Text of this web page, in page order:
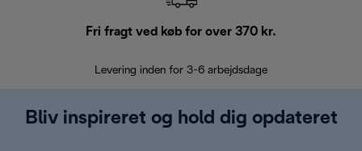
Fri fragt ved køb for over 370 kr.
Levering inden for 3-6 arbejdsdage
Bliv inspireret og hold dig opdateret